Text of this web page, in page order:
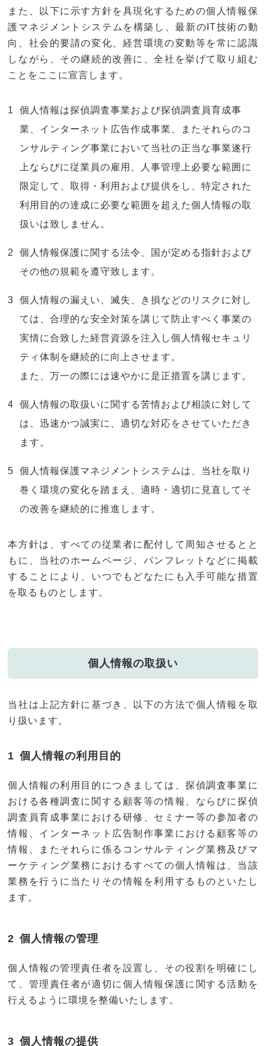
また、以下に示す方針を具現化するための個人情報保
護マネジメントシステムを構築し、最新のIT技術の動
向、社会的要請の変化、経営環境の変動等を常に認識
しながら、その継続的改善に、全社を挙げて取り組む
ことをここに宣言します。
個人情報は探偵調査事業および探偵調査員育成事
業、インターネット広告作成事業、またそれらのコ
ンサルティング事業において当社の正当な事業遂行
上ならびに従業員の雇用、人事管理上必要な範囲に
限定して、取得・利用および提供をし、特定された
利用目的の達成に必要な範囲を超えた個人情報の取
扱いは致しません。
個人情報保護に関する法令、国が定める指針および
その他の規範を遵守致します。
個人情報の漏えい、滅失、き損などのリスクに対し
ては、合理的な安全対策を講じて防止すべく事業の
実情に合致した経営資源を注入し個人情報セキュリ
ティ体制を継続的に向上させます。
また、万一の際には速やかに是正措置を講じます。
個人情報の取扱いに関する苦情および相談に対して
は、迅速かつ誠実に、適切な対応をさせていただき
ます。
個人情報保護マネジメントシステムは、当社を取り
巻く環境の変化を踏まえ、適時・適切に見直してそ
の改善を継続的に推進します。
本方針は、すべての従業者に配付して周知させるとと
もに、当社のホームページ、パンフレットなどに掲載
することにより、いつでもどなたにも入手可能な措置
を取るものとします。
個人情報の取扱い
当社は上記方針に基づき、以下の方法で個人情報を取
り扱います。
個人情報の利用目的
個人情報の利用目的につきましては、探偵調査事業に
おける各種調査に関する顧客等の情報、ならびに探偵
調査員育成事業における研修、セミナー等の参加者の
情報、インターネット広告制作事業における顧客等の
情報、またそれらに係るコンサルティング業務及びマ
ーケティング業務におけるすべての個人情報は、当該
業務を行うに当たりその情報を利用するものといたし
ます。
個人情報の管理
個人情報の管理責任者を設置し、その役割を明確にし
て、管理責任者が適切に個人情報保護に関する活動を
行えるように環境を整備いたします。
個人情報の提供